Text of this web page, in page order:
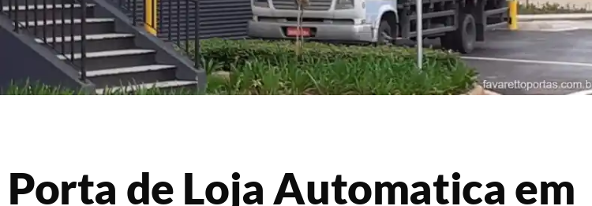
Porta de Loja Automatica em